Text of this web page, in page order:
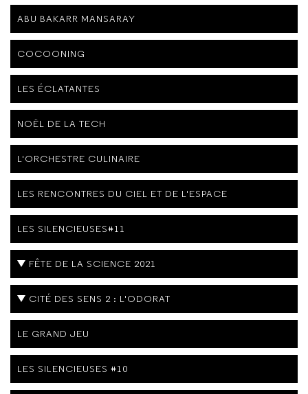
ABU BAKARR MANSARAY
COCOONING
LES ÉCLATANTES
NOËL DE LA TECH
L'ORCHESTRE CULINAIRE
LES RENCONTRES DU CIEL ET DE L'ESPACE
LES SILENCIEUSES#11
FÊTE DE LA SCIENCE 2021
CITÉ DES SENS 2 : L'ODORAT
LE GRAND JEU
LES SILENCIEUSES #10